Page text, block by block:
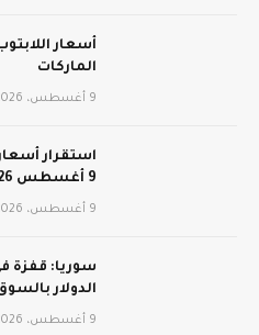
أسعار
الماركات
9 أغسطس، 2026
استقرار
9 أغسطس 2026
9 أغسطس، 2026
سوريا: قفزة
الدولار
9 أغسطس، 2026